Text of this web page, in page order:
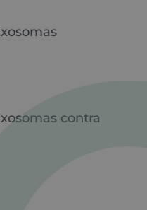
contra